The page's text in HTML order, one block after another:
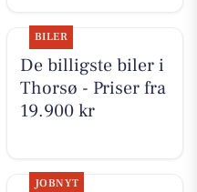
BILER
De billigste biler i
Thorsø - Priser fra
19.900 kr
JOBNYT